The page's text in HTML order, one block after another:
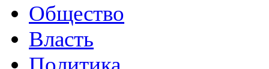
Общество
Власть